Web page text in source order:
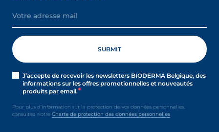
J’accepte de recevoir les newsletters BIODERMA Belgique, des
informations sur les offres promotionnelles et nouveautés
produits par email.
Pour plus d’information sur la protection de vos données personnelles,
consultez notre Charte de protection des données personnelles